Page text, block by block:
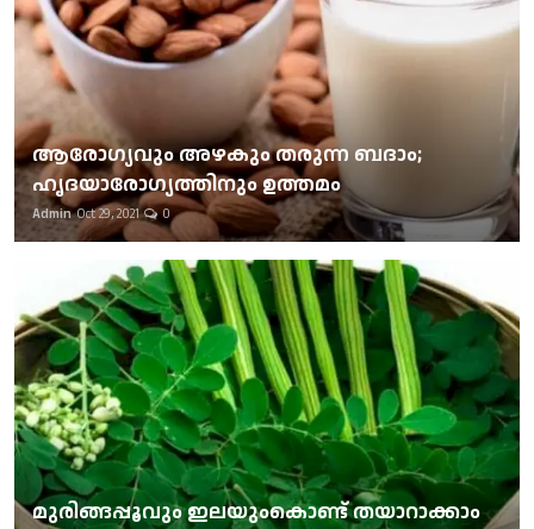
ആരോഗ്യവും അഴകും തരുന്ന ബദാം;
ഹൃദയാരോഗ്യത്തിനും ഉത്തമം
Admin Oct 29, 2021 0
മുരിങ്ങപ്പൂവും ഇലയുംകൊണ്ട് തയാറാക്കാം